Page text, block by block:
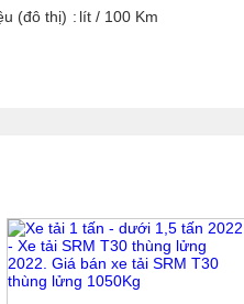
(đô thị) lít / 100 Km